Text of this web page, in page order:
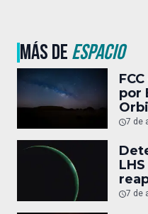
MÁS DEESPACIO
por
7 de
7 de